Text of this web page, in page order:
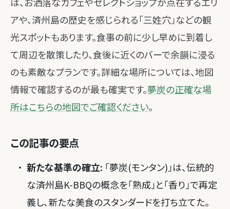
アや、済州島の歴史を感じられる「三姓穴」などの観
光スポットもあります。食事の前に少し早めに到着し
て周辺を散策したり、食後に近くのバーで余韻に浸る
のも素敵なプランです。詳細な場所については、地図
情報で確認するのが最も確実です。夢炭の正確な場
所はこちらの地図でご確認ください。
この記事の要点
新たな基準の確立: 「夢炭(モンタン)」は、伝統的
な済州島K-BBQの概念を「熟成」と「香り」で再定
義し、新たな美食のスタンダードを打ち立てた。